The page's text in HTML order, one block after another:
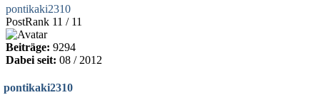
pontikaki2310
PostRank 11 / 11
Beiträge: 9294
Dabei seit: 08 / 2012
pontikaki2310